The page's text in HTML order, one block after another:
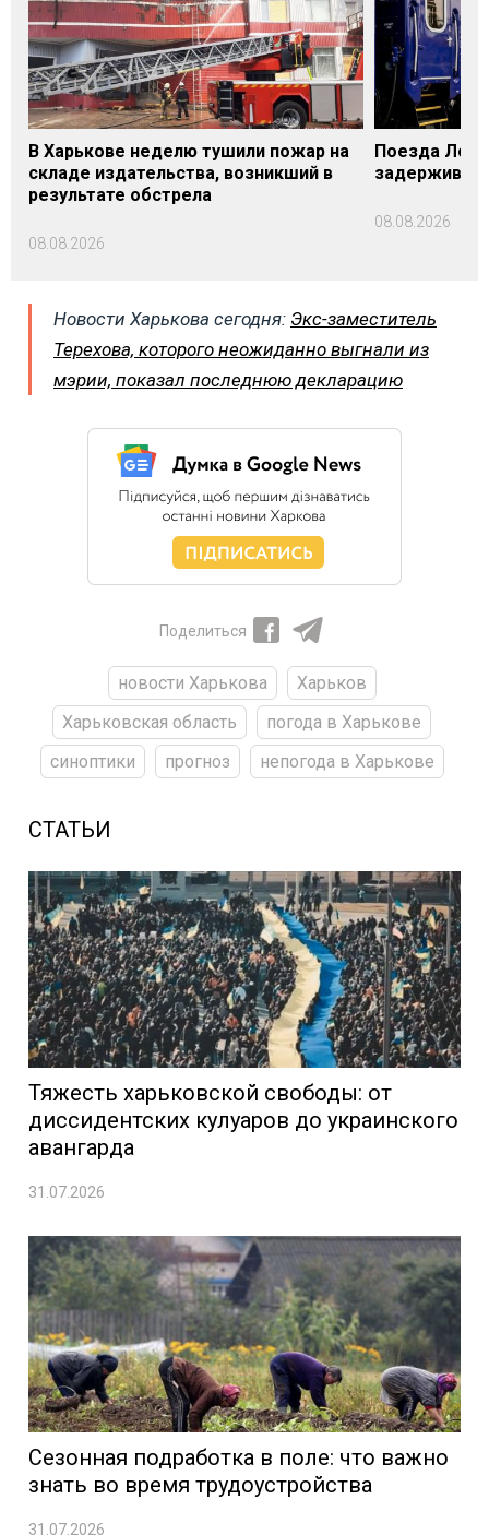
В Харькове неделю тушили пожар на
складе издательства, возникший в
результате обстрела
08.08.2026
Поезда
08.08.2026
Новости Харькова сегодня: Экс-заместитель
Терехова, которого неожиданно выгнали из
мэрии, показал последнюю декларацию
Поделиться
новости Харькова
Харьков
Харьковская область
погода в Харькове
синоптики
прогноз непогода в Харькове
СТАТЬИ
Тяжесть харьковской свободы: от
диссидентских кулуаров до украинского
авангарда
31.07.2026
Сезонная подработка в поле: что важно
знать во время трудоустройства
31.07.2026